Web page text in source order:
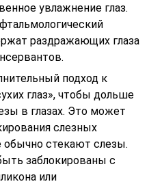
увлажнение глаз.
раздражающих глаза
подход к
глаз», чтобы дольше
в глазах. Это может
слезных
обычно стекают слезы.
заблокированы с
или